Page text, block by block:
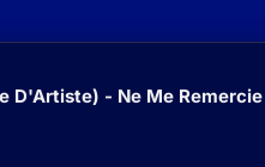
D'Artiste) - Ne Me